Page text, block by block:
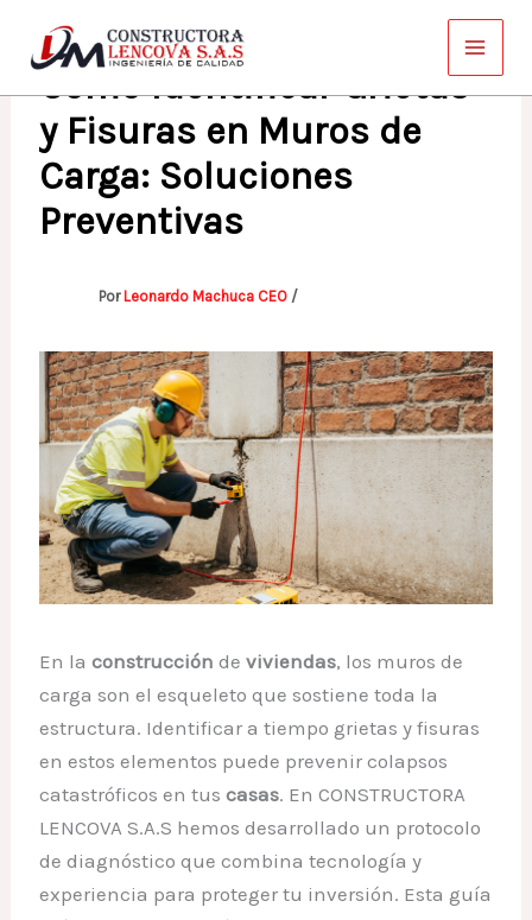
Cómo Identificar Grietas
y Fisuras en Muros de
Carga: Soluciones
Preventivas
Por Leonardo Machuca CEO /
En laconstrucción deviviendas, los muros de
carga son el esqueleto que sostiene toda la
estructura. Identificar a tiempo grietas y fisuras
en estos elementos puede prevenir colapsos
catastróficos en tuscasas. En CONSTRUCTORA
LENCOVA S.A.S hemos desarrollado un protocolo
de diagnóstico que combina tecnología y
experiencia para proteger tu inversión. Esta guía